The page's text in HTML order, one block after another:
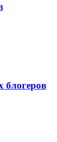
блогеров